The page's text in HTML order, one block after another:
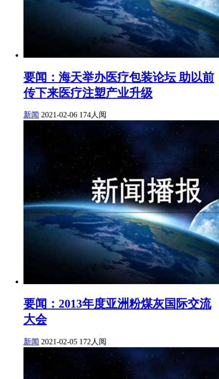
要闻：海天举办医疗包装论坛 助以前
传下来医疗注塑产业升级
新闻 2021-02-06 174人阅
要闻：2013年度亚洲粉煤灰国际交流
大会
新闻 2021-02-05 172人阅